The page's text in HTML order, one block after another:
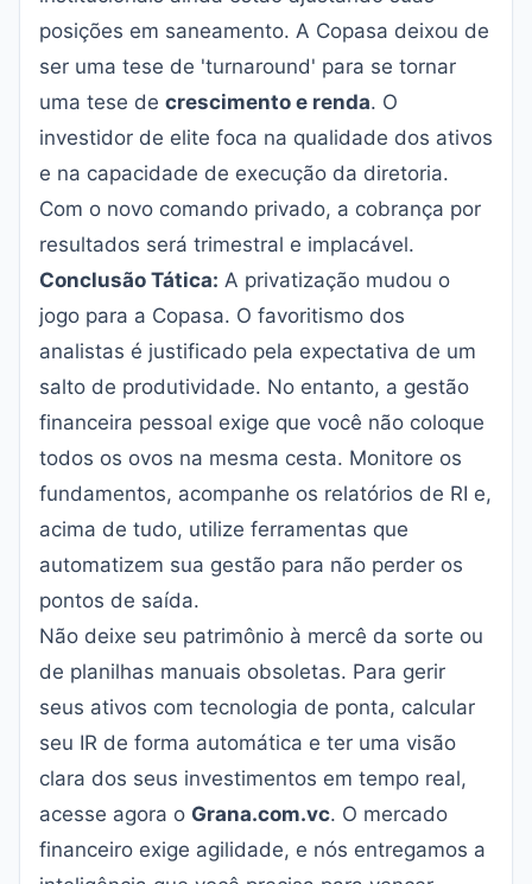
posições em saneamento. A Copasa deixou de
ser uma tese de 'turnaround' para se tornar
uma tese de crescimento e renda. O
investidor de elite foca na qualidade dos ativos
e na capacidade de execução da diretoria.
Com o novo comando privado, a cobrança por
resultados será trimestral e implacável.
Conclusão Tática: A privatização mudou o
jogo para a Copasa. O favoritismo dos
analistas é justificado pela expectativa de um
salto de produtividade. No entanto, a gestão
financeira pessoal exige que você não coloque
todos os ovos na mesma cesta. Monitore os
fundamentos, acompanhe os relatórios de RI e,
acima de tudo, utilize ferramentas que
automatizem sua gestão para não perder os
pontos de saída.
Não deixe seu patrimônio à mercê da sorte ou
de planilhas manuais obsoletas. Para gerir
seus ativos com tecnologia de ponta, calcular
seu IR de forma automática e ter uma visão
clara dos seus investimentos em tempo real,
acesse agora o Grana.com.vc. O mercado
financeiro exige agilidade, e nós entregamos a